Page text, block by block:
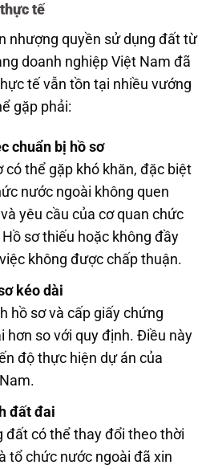
tế
nhượng quyền sử dụng đất từ
doanh nghiệp Việt Nam đã
tế vẫn tồn tại nhiều vướng
gặp phải:
chuẩn bị hồ sơ
có thể gặp khó khăn, đặc biệt
nước ngoài không quen
yêu cầu của cơ quan chức
sơ thiếu hoặc không đầy
không được chấp thuận.
kéo dài
hồ sơ và cấp giấy chứng
hơn so với quy định. Điều này
độ thực hiện dự án của
đất đai
đất có thể thay đổi theo thời
tổ chức nước ngoài đã xin